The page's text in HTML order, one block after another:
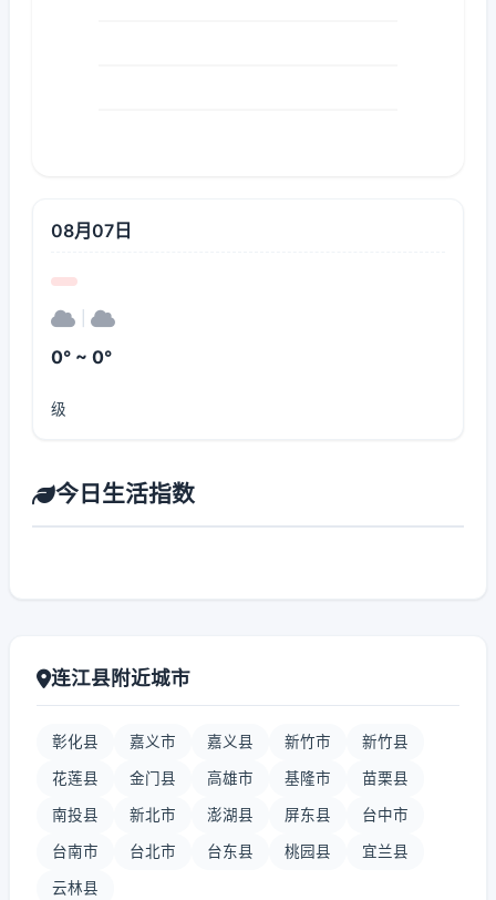
08月07日
0° ~ 0°
级
今日生活指数
连江县附近城市
彰化县 嘉义市 嘉义县 新竹市 新竹县
花莲县 金门县 高雄市 基隆市 苗栗县
南投县 新北市 澎湖县 屏东县 台中市
台南市 台北市 台东县 桃园县 宜兰县
云林县